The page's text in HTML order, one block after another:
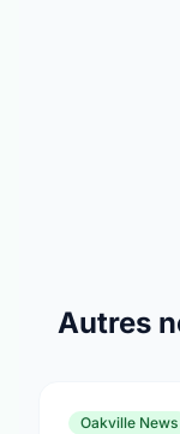
Autres
Oakville News